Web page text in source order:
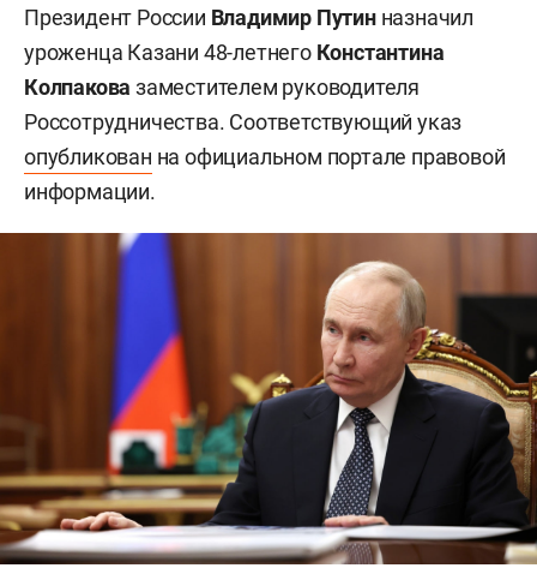
Президент России Владимир Путинназначил
уроженца Казани 48-летнего Константина
Колпакова заместителем руководителя
Россотрудничества. Соответствующий указ
опубликован на официальном портале правовой
информации.